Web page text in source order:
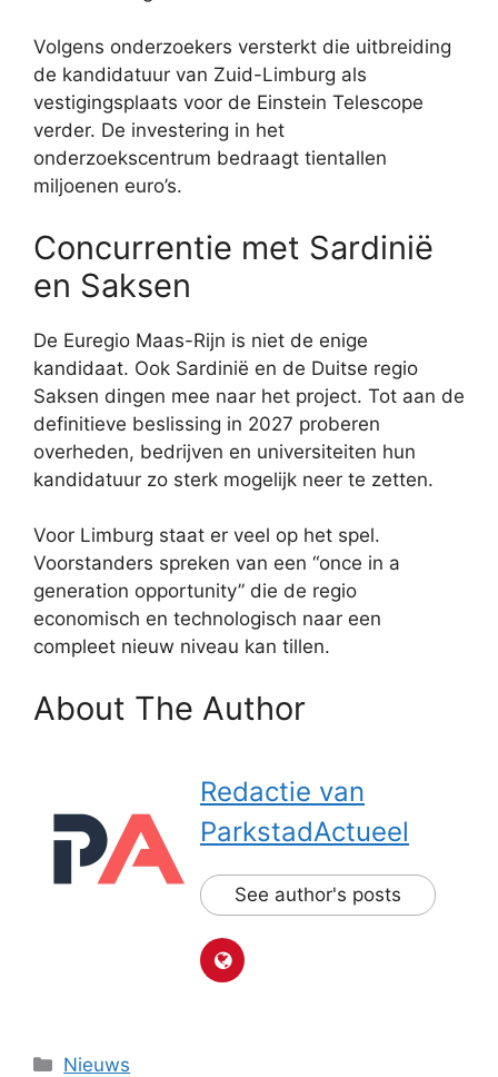
Volgens onderzoekers versterkt die uitbreiding
de kandidatuur van Zuid-Limburg als
vestigingsplaats voor de Einstein Telescope
verder. De investering in het
onderzoekscentrum bedraagt tientallen
miljoenen euro’s.
Concurrentie met Sardinië
en Saksen
De Euregio Maas-Rijn is niet de enige
kandidaat. Ook Sardinië en de Duitse regio
Saksen dingen mee naar het project. Tot aan de
definitieve beslissing in 2027 proberen
overheden, bedrijven en universiteiten hun
kandidatuur zo sterk mogelijk neer te zetten.
Voor Limburg staat er veel op het spel.
Voorstanders spreken van een “once in a
generation opportunity” die de regio
economisch en technologisch naar een
compleet nieuw niveau kan tillen.
About The Author
Redactie van
ParkstadActueel
See author's posts
Categorieën
Nieuws